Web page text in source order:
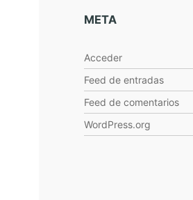
META
Acceder
Feed de entradas
Feed de comentarios
WordPress.org